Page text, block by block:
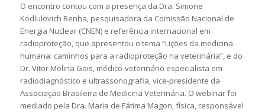
O encontro contou com a presença da Dra. Simone
Kodlulovich Renha, pesquisadora da Comissão Nacional de
Energia Nuclear (CNEN) e referência internacional em
radioproteção, que apresentou o tema “Lições da medicina
humana: caminhos para a radioproteção na veterinária”, e do
Dr. Vitor Molina Gois, médico-veterinário especialista em
radiodiagnóstico e ultrassonografia, vice-presidente da
Associação Brasileira de Medicina Veterinária. O webinar foi
mediado pela Dra. Maria de Fátima Magon, física, responsável